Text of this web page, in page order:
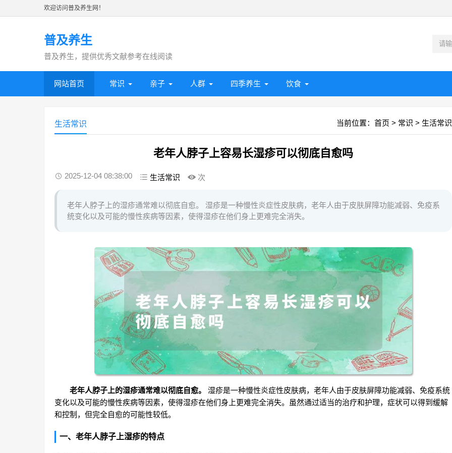
欢迎访问普及养生网！
普及养生
普及养生，提供优秀文献参考在线阅读
网站首页 常识 亲子 人群 四季养生 饮食
当前位置： 首页 > 常识 > 生活常识
生活常识
老年人脖子上容易长湿疹可以彻底自愈吗
2025-12-04 08:38:00 生活常识 次
老年人脖子上的湿疹通常难以彻底自愈。 湿疹是一种慢性炎症性皮肤病，老年人由于皮肤屏障功能减弱、免疫系
统变化以及可能的慢性疾病等因素，使得湿疹在他们身上更难完全消失。
老年人脖子上的湿疹通常难以彻底自愈。
湿疹是一种慢性炎症性皮肤病，老年人由于皮肤屏障功能减弱、免疫系统
变化以及可能的慢性疾病等因素，使得湿疹在他们身上更难完全消失。虽然通过适当的治疗和护理，症状可以得到缓解
和控制，但完全自愈的可能性较低。
一、老年人脖子上湿疹的特点